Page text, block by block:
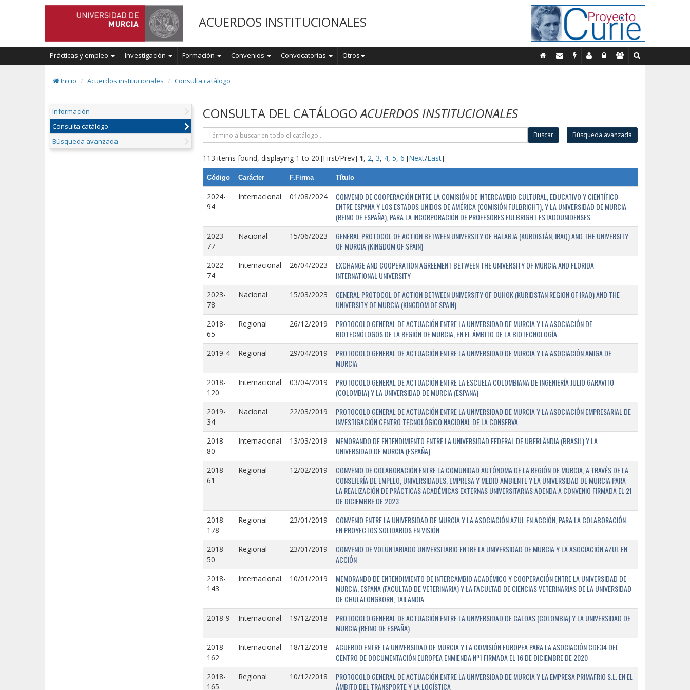
ACUERDOS INSTITUCIONALES
Prácticas y empleo Investigación Formación Convenios Convocatorias Otros
Inicio Acuerdos institucionales Consulta catálogo
Información
Consulta catálogo
Búsqueda avanzada
CONSULTA DEL CATÁLOGOACUERDOS INSTITUCIONALES
Buscar Búsqueda avanzada
113 items found, displaying 1 to 20.[First/Prev] 1, 2, 3, 4, 5, 6 [Next/Last]
Código Carácter F.Firma Título
2024-
94
Internacional 01/08/2024
CONVENIO DE COOPERACIÓN ENTRE LA COMISIÓN DE INTERCAMBIO CULTURAL, EDUCATIVO Y CIENTÍFICO
ENTRE ESPAÑA Y LOS ESTADOS UNIDOS DE AMÉRICA (COMISIÓN FULBRIGHT), Y LA UNIVERSIDAD DE MURCIA
(REINO DE ESPAÑA), PARA LA INCORPORACIÓN DE PROFESORES FULBRIGHT ESTADOUNIDENSES
2023-
77
Nacional 15/06/2023
GENERAL PROTOCOL OF ACTION BETWEEN UNIVERSITY OF HALABJA (KURDISTÁN, IRAQ) AND THE UNIVERSITY
OF MURCIA (KINGDOM OF SPAIN)
2022-
74
Internacional 26/04/2023
EXCHANGE AND COOPERATION AGREEMENT BETWEEN THE UNIVERSITY OF MURCIA AND FLORIDA
INTERNATIONAL UNIVERSITY
2023-
78
Nacional 15/03/2023
GENERAL PROTOCOL OF ACTION BETWEEN UNIVERSITY OF DUHOK (KURIDSTAN REGION OF IRAQ) AND THE
UNIVERSITY OF MURCIA (KINGDOM OF SPAIN)
2018-
65
Regional 26/12/2019
PROTOCOLO GENERAL DE ACTUACIÓN ENTRE LA UNIVERSIDAD DE MURCIA Y LA ASOCIACIÓN DE
BIOTECNÓLOGOS DE LA REGIÓN DE MURCIA, EN EL ÁMBITO DE LA BIOTECNOLOGÍA
2019-4 Regional 29/04/2019
PROTOCOLO GENERAL DE ACTUACIÓN ENTRE LA UNIVERSIDAD DE MURCIA Y LA ASOCIACIÓN AMIGA DE
MURCIA
2018-
120
Internacional 03/04/2019
PROTOCOLO GENERAL DE ACTUACIÓN ENTRE LA ESCUELA COLOMBIANA DE INGENIERÍA JULIO GARAVITO
(COLOMBIA) Y LA UNIVERSIDAD DE MURCIA (ESPAÑA)
2019-
34
Nacional 22/03/2019
PROTOCOLO GENERAL DE ACTUACIÓN ENTRE LA UNIVERSIDAD DE MURCIA Y LA ASOCIACIÓN EMPRESARIAL DE
INVESTIGACIÓN CENTRO TECNOLÓGICO NACIONAL DE LA CONSERVA
2018-
80
Internacional 13/03/2019
MEMORANDO DE ENTENDIMIENTO ENTRE LA UNIVERSIDAD FEDERAL DE UBERLÂNDIA (BRASIL) Y LA
UNIVERSIDAD DE MURCIA (ESPAÑA)
2018-
61
Regional 12/02/2019
CONVENIO DE COLABORACIÓN ENTRE LA COMUNIDAD AUTÓNOMA DE LA REGIÓN DE MURCIA, A TRAVÉS DE LA
CONSEJERÍA DE EMPLEO, UNIVERSIDADES, EMPRESA Y MEDIO AMBIENTE Y LA UNIVERSIDAD DE MURCIA PARA
LA REALIZACIÓN DE PRÁCTICAS ACADÉMICAS EXTERNAS UNIVERSITARIAS ADENDA A CONVENIO FIRMADA EL 21
DE DICIEMBRE DE 2023
2018-
178
Regional 23/01/2019
CONVENIO ENTRE LA UNIVERSIDAD DE MURCIA Y LA ASOCIACIÓN AZUL EN ACCIÓN, PARA LA COLABORACIÓN
EN PROYECTOS SOLIDARIOS EN VISIÓN
2018-
50
Regional 23/01/2019
CONVENIO DE VOLUNTARIADO UNIVERSITARIO ENTRE LA UNIVERSIDAD DE MURCIA Y LA ASOCIACIÓN AZUL EN
ACCIÓN
2018-
143
Internacional 10/01/2019
MEMORANDO DE ENTENDIMIENTO DE INTERCAMBIO ACADÉMICO Y COOPERACIÓN ENTRE LA UNIVERSIDAD DE
MURCIA, ESPAÑA (FACULTAD DE VETERINARIA) Y LA FACULTAD DE CIENCIAS VETERINARIAS DE LA UNIVERSIDAD
DE CHULALONGKORN, TAILANDIA
2018-9 Internacional 19/12/2018
PROTOCOLO GENERAL DE ACTUACIÓN ENTRE LA UNIVERSIDAD DE CALDAS (COLOMBIA) Y LA UNIVERSIDAD DE
MURCIA (REINO DE ESPAÑA)
2018-
162
Internacional 18/12/2018
ACUERDO ENTRE LA UNIVERSIDAD DE MURCIA Y LA COMISIÓN EUROPEA PARA LA ASOCIACIÓN CDE34 DEL
CENTRO DE DOCUMENTACIÓN EUROPEA ENMIENDA Nº1 FIRMADA EL 16 DE DICIEMBRE DE 2020
2018-
165
Regional 10/12/2018
PROTOCOLO GENERAL DE ACTUACIÓN ENTRE LA UNIVERSIDAD DE MURCIA Y LA EMPRESA PRIMAFRIO S.L. EN EL
ÁMBITO DEL TRANSPORTE Y LA LOGÍSTICA